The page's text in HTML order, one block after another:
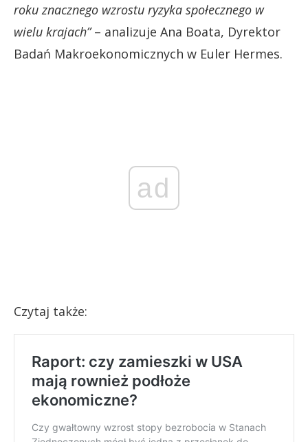
roku znacznego wzrostu ryzyka społecznego w
wielu krajach”– analizuje Ana Boata, Dyrektor
Badań Makroekonomicznych w Euler Hermes.
ad
Czytaj także: